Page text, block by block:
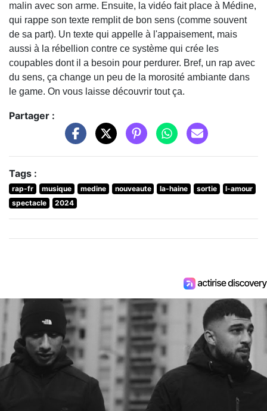
malin avec son arme. Ensuite, la vidéo fait place à Médine,
qui rappe son texte remplit de bon sens (comme souvent
de sa part). Un texte qui appelle à l'appaisement, mais
aussi à la rébellion contre ce système qui crée les
coupables dont il a besoin pour perdurer. Bref, un rap avec
du sens, ça change un peu de la morosité ambiante dans
le game. On vous laisse découvrir tout ça.
Partager :
Tags :
rap-fr musique medine nouveaute la-haine sortie
l-amour
spectacle
2024